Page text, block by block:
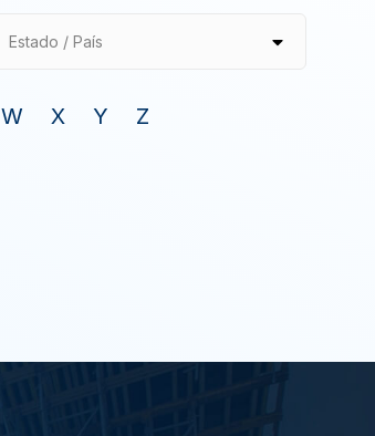
Estado / País
W X Y Z